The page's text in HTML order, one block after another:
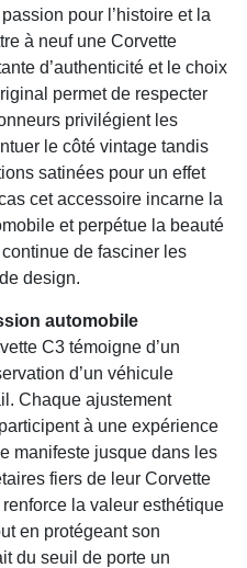
pour l’histoire et la
à neuf une Corvette
d’authenticité et le choix
permet de respecter
privilégient les
le côté vintage tandis
satinées pour un effet
cet accessoire incarne la
et perpétue la beauté
de fasciner les
design.
automobile
C3 témoigne d’un
d’un véhicule
Chaque ajustement
à une expérience
manifeste jusque dans les
fiers de leur Corvette
la valeur esthétique
en protégeant son
du seuil de porte un